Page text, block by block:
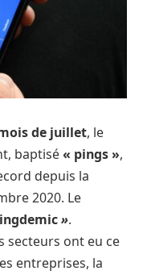
de juillet, le
baptisé« pings »,
depuis la
2020. Le
».
secteurs ont eu ce
entreprises, la